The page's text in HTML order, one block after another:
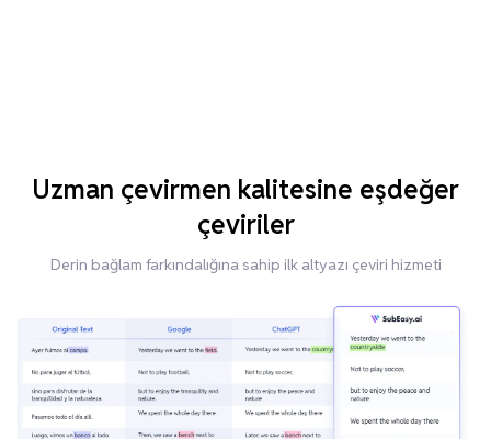
Uzman çevirmen kalitesine eşdeğer
çeviriler
Derin bağlam farkındalığına sahip ilk altyazı çeviri hizmeti